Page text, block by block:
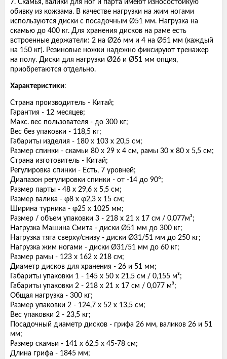
7. Скамья, валики для ног и парта имеют износостойкую
обивку из кожзама. В качестве нагрузки на жим ногами
используются диски с посадочным Ø51 мм. Нагрузка на
скамью до 400 кг. Для хранения дисков на раме есть
встроенные держатели: 2 на Ø26 мм и 4 на Ø51 мм (каждый
на 150 кг). Резиновые ножки надежно фиксируют тренажер
на полу. Диски для нагрузки Ø26 и Ø51 мм опция,
приобретаются отдельно.
Характеристики:
Страна производитель - Китай;
Гарантия - 12 месяцев;
Макс. вес пользователя - до 300 кг;
Вес без упаковки - 118,5 кг;
Габариты изделия - 180 х 103 х 20,5 см;
Размер спинки - скамьи 80 х 29 х 4 см, рамы 30 х 80 х 5,5 см;
Страна изготовитель - Китай;
Регулировка спинки - Есть, 7 уровней;
Диапазон регулировки спинки - от -14 до 90°;
Размер парты - 48 х 29,6 х 5,5 см;
Размер валика - φ8 х φ2,3 х 15 см;
Ширина турника - φ25 х 1025 мм;
Размер / объем упаковки 3 - 218 х 21 х 17 см / 0,077м³;
Нагрузка Машина Смита - диски Ø51 мм до 300 кг;
Нагрузка тяга сверху/снизу - диски Ø31/51 мм до 250 кг;
Нагрузка жим ногами - диски Ø31/51 мм до 60 кг;
Размер рамы - 123 х 162 х 218 см;
Диаметр дисков для хранения - 26 и 51 мм;
Габариты упаковки 1 - 145 х 50 х 21,5 см / 0,155 м³;
Габариты упаковки 2 - 218 х 21 х 17 см / 0,077 м³;
Общая нагрузка - 300 кг;
Размер упаковки 2 - 124,7 х 52 х 13,5 см;
Вес упаковки 2 - 23,5 кг;
Посадочный диаметр дисков - грифа 26 мм, валиков 26 и 51
мм;
Размер скамьи - 141 х 62,5 х 45-78 см;
Длина грифа - 1845 мм;